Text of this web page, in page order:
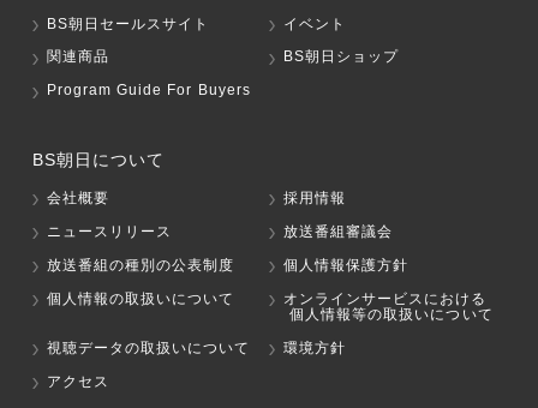
BS朝日セールスサイト
イベント
関連商品
BS朝日ショップ
Program Guide For Buyers
BS朝日について
会社概要
採用情報
ニュースリリース
放送番組審議会
放送番組の種別の公表制度
個人情報保護方針
個人情報の取扱いについて
オンラインサービスにおける
個人情報等の取扱いについて
視聴データの取扱いについて
環境方針
アクセス